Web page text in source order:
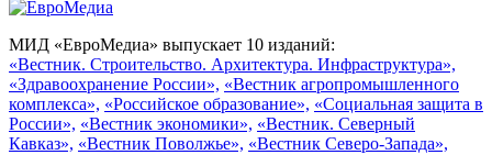
МИД «ЕвроМедиа» выпускает 10 изданий:
«Вестник. Строительство. Архитектура. Инфраструктура»,
«Здравоохранение России», «Вестник агропромышленного
комплекса», «Российское образование», «Социальная защита в
России», «Вестник экономики», «Вестник. Северный
Кавказ», «Вестник Поволжье», «Вестник Северо-Запада»,